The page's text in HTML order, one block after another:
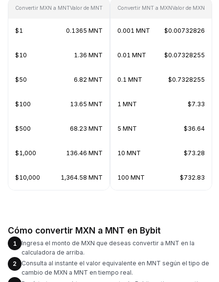
Convertir MXN a MNTValor de MNT
$1 0.1365 MNT
$10 1.36 MNT
$50 6.82 MNT
$100 13.65 MNT
$500 68.23 MNT
$1,000 136.46 MNT
$10,000 1,364.58 MNT
Convertir MNT a MXNValor de MXN
0.001 MNT $0.00732826
0.01 MNT $0.07328255
0.1 MNT $0.7328255
1 MNT $7.33
5 MNT $36.64
10 MNT $73.28
100 MNT $732.83
Cómo convertir MXN a MNT en Bybit
1
Ingresa el monto de MXN que deseas convertir a MNT en la
calculadora de arriba.
2
Consulta al instante el valor equivalente en MNT según el tipo de
cambio de MXN a MNT en tiempo real.